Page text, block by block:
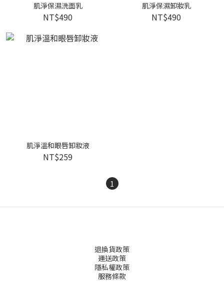
肌淨保濕洗面乳
NT$490
肌淨保濕卸妝乳
NT$490
肌淨溫和眼唇卸妝液
NT$259
1
退換貨政策
運送政策
隱私權政策
服務條款